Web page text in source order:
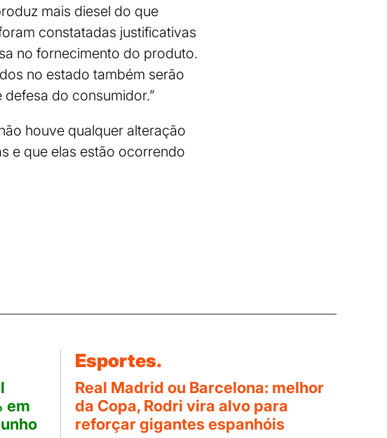
mais diesel do que
constatadas justificativas
no fornecimento do produto.
no estado também serão
do consumidor.”
houve qualquer alteração
e que elas estão ocorrendo
em
Esportes.
Real Madrid ou Barcelona: melhor
da Copa, Rodri vira alvo para
reforçar gigantes espanhóis